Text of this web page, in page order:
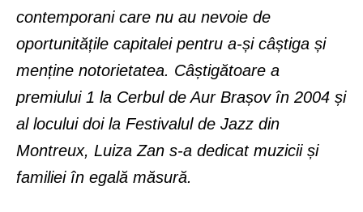
contemporani care nu au nevoie de
oportunitățile capitalei pentru a-și câștiga și
menține notorietatea. Câștigătoare a
premiului 1 la Cerbul de Aur Brașov în 2004 și
al locului doi la Festivalul de Jazz din
Montreux, Luiza Zan s-a dedicat muzicii și
familiei în egală măsură.